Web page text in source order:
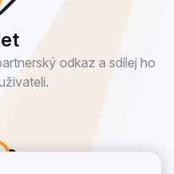
odkaz a sdílej ho